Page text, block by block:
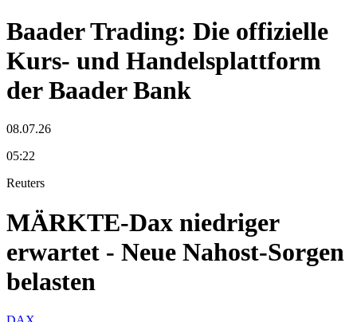
Baader Trading: Die offizielle
Kurs- und Handelsplattform
der Baader Bank
08.07.26
05:22
Reuters
MÄRKTE-Dax niedriger
erwartet - Neue Nahost-Sorgen
belasten